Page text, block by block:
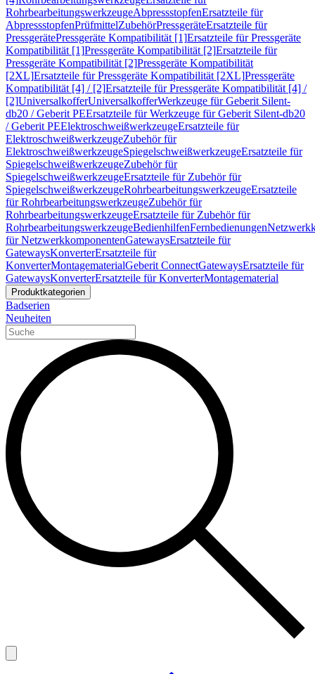
RohrbearbeitungswerkzeugeAbpressstopfenErsatzteile für
AbpressstopfenPrüfmittelZubehörPressgeräteErsatzteile für
PressgerätePressgeräte Kompatibilität [1]Ersatzteile für Pressgeräte
Kompatibilität [1]Pressgeräte Kompatibilität [2]Ersatzteile für
Pressgeräte Kompatibilität [2]Pressgeräte Kompatibilität
[2XL]Ersatzteile für Pressgeräte Kompatibilität [2XL]Pressgeräte
Kompatibilität [4] / [2]Ersatzteile für Pressgeräte Kompatibilität [4] /
[2]UniversalkofferUniversalkofferWerkzeuge für Geberit Silent-
db20 / Geberit PEErsatzteile für Werkzeuge für Geberit Silent-db20
/ Geberit PEElektroschweißwerkzeugeErsatzteile für
ElektroschweißwerkzeugeZubehör für
ElektroschweißwerkzeugeSpiegelschweißwerkzeugeErsatzteile für
SpiegelschweißwerkzeugeZubehör für
SpiegelschweißwerkzeugeErsatzteile für Zubehör für
SpiegelschweißwerkzeugeRohrbearbeitungswerkzeugeErsatzteile
für RohrbearbeitungswerkzeugeZubehör für
RohrbearbeitungswerkzeugeErsatzteile für Zubehör für
RohrbearbeitungswerkzeugeBedienhilfenFernbedienungen
für NetzwerkkomponentenGatewaysErsatzteile für
GatewaysKonverterErsatzteile für
KonverterMontagematerialGeberit ConnectGatewaysErsatzteile für
GatewaysKonverterErsatzteile für KonverterMontagematerial
Produktkategorien
Badserien
Neuheiten